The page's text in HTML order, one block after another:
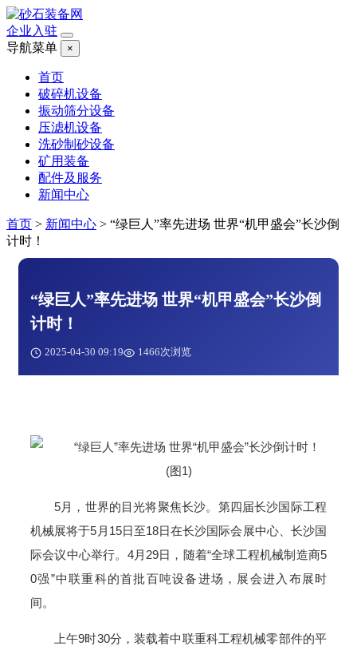
企业入驻
导航菜单
×
首页
破碎机设备
振动筛分设备
压滤机设备
洗砂制砂设备
矿用装备
配件及服务
新闻中心
首页 > 新闻中心 > “绿巨人”率先进场 世界“机甲盛会”长沙倒
计时！
“绿巨人”率先进场 世界“机甲盛会”长沙倒
计时！
2025-04-30 09:19 1466次浏览
5月，世界的目光将聚焦长沙。第四届长沙国际工程
机械展将于5月15日至18日在长沙国际会展中心、长沙国
际会议中心举行。4月29日，随着“全球工程机械制造商5
0强”中联重科的首批百吨设备进场， 展会进入布展时
间。
上午9时30分，装载着中联重科工程机械零部件的平